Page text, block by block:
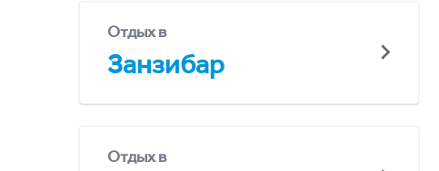
Отдых в
Занзибар
Отдых в